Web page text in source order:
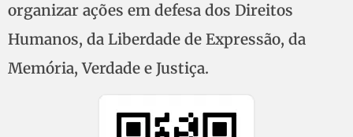
organizar ações em defesa dos Direitos
Humanos, da Liberdade de Expressão, da
Memória, Verdade e Justiça.